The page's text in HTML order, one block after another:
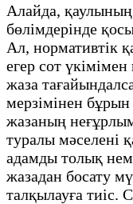
Алайда,
бөлімдерінде
Ал, нормативтік
егер сот
жаза
мерзімінен
жазаның
туралы мәселені
адамды толық
жазадан босату
талқылауға